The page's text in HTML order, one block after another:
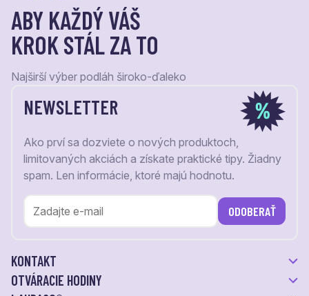
ABY KAŽDÝ VÁŠ
KROK STÁL ZA TO
Najširší výber podláh široko-ďaleko
NEWSLETTER
Ako prví sa dozviete o nových produktoch,
limitovaných akciách a získate praktické tipy. Žiadny
spam. Len informácie, ktoré majú hodnotu.
ODOBERAŤ
KONTAKT
OTVÁRACIE HODINY